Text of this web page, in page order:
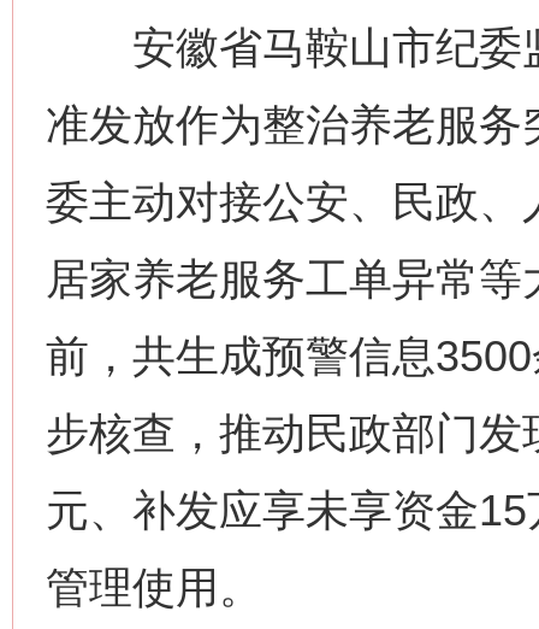
安徽省马鞍山市纪委
准发放作为整治养老服
委主动对接公安、民政
居家养老服务工单异常
前，共生成预警信息
步核查，推动民政部门
元、补发应享未享资金
管理使用。